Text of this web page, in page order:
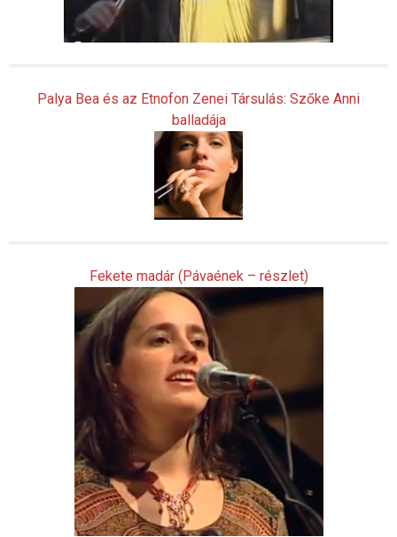
Palya Bea és az Etnofon Zenei Társulás: Szőke Anni
balladája
Fekete madár (Pávaének – részlet)